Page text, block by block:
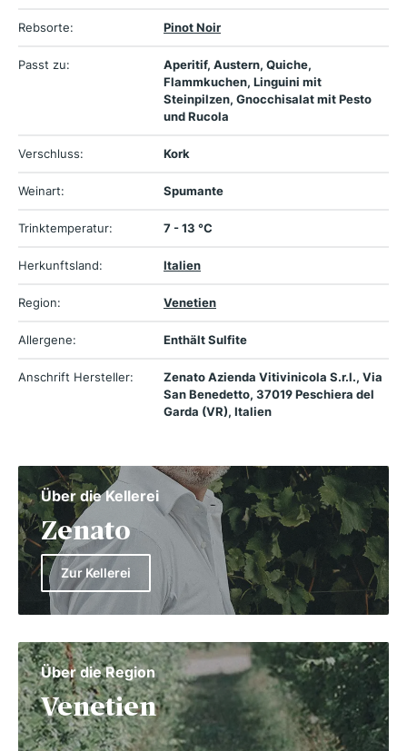
Rebsorte: Pinot Noir
Passt zu:
Aperitif, Austern, Quiche,
Flammkuchen, Linguini mit
Steinpilzen, Gnocchisalat mit Pesto
und Rucola
Verschluss: Kork
Weinart: Spumante
Trinktemperatur: 7 - 13 °C
Herkunftsland: Italien
Region: Venetien
Allergene: Enthält Sulfite
Anschrift Hersteller:
Zenato Azienda Vitivinicola S.r.l., Via
San Benedetto, 37019 Peschiera del
Garda (VR), Italien
Über die Kellerei
Zenato
Zur Kellerei
Über die Region
Venetien